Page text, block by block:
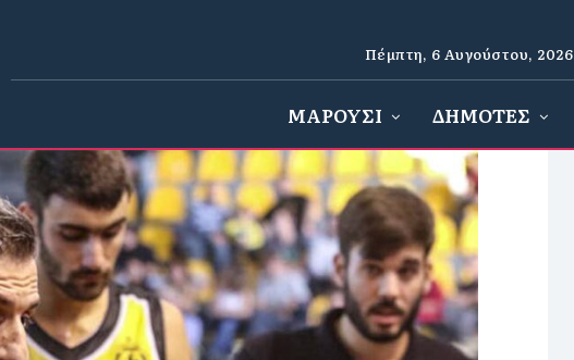
Πέμπτη, 6 Αυγούστου, 2026
ΜΑΡΟΥΣΙ ΔΗΜΟΤΕΣ